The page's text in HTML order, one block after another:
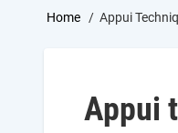
Breadcrumb
Home Appui
Appui